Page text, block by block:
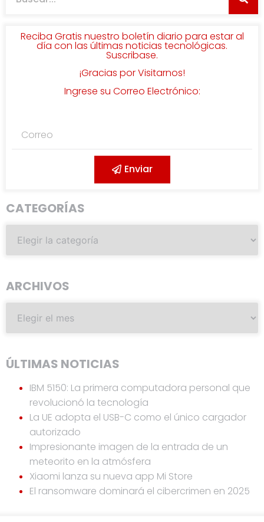
Reciba Gratis nuestro boletín diario para estar al
día con las últimas noticias tecnológicas.
Suscribase.
¡Gracias por Visitarnos!
Ingrese su Correo Electrónico:
Enviar
CATEGORÍAS
ARCHIVOS
ÚLTIMAS NOTICIAS
IBM 5150: La primera computadora personal que
revolucionó la tecnología
La UE adopta el USB-C como el único cargador
autorizado
Impresionante imagen de la entrada de un
meteorito en la atmósfera
Xiaomi lanza su nueva app Mi Store
El ransomware dominará el cibercrimen en 2025